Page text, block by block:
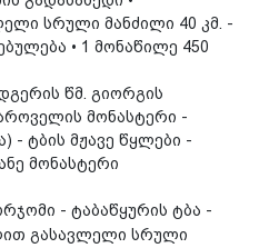
სრული მანძილი 40 კმ. -
• 1 მონაწილე 450
წმ. გიორგის
მონასტერი -
- ტბის მჟავე წყლები -
მონასტერი
- ტაბაწყურის ტბა -
გასავლელი სრული